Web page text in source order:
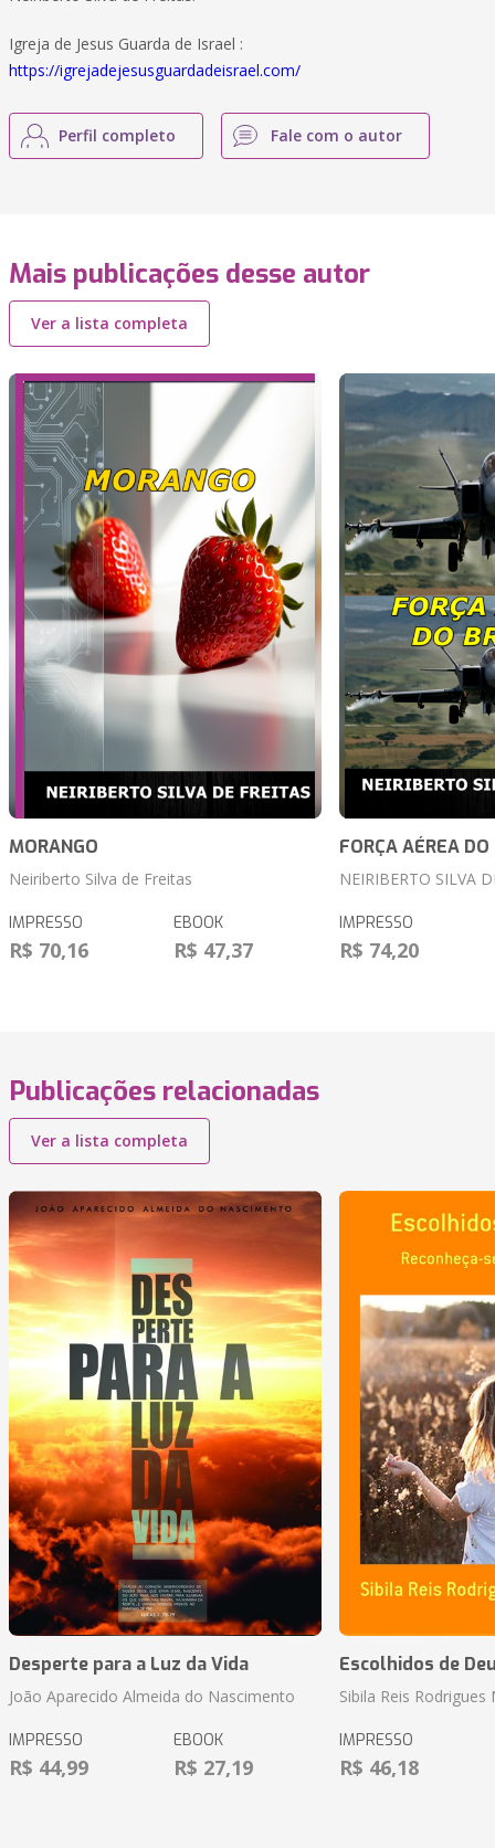
Igreja de Jesus Guarda de Israel :
https://igrejadejesusguardadeisrael.com/
Perfil completo Fale com o autor
Mais publicações desse autor
Ver a lista completa
MORANGO
Neiriberto Silva de Freitas
IMPRESSO
R$ 70,16
EBOOK
R$ 47,37
FORÇA AÉREA DO
NEIRIBERTO SILVA
IMPRESSO
R$ 74,20
Publicações relacionadas
Ver a lista completa
Desperte para a Luz da Vida
João Aparecido Almeida do Nascimento
IMPRESSO
R$ 44,99
EBOOK
R$ 27,19
Escolhidos de
Sibila Reis
IMPRESSO
R$ 46,18